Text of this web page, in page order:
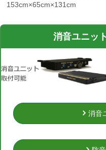
153cm×65cm×131cm
消音ユニッ
消音